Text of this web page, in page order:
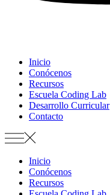
Inicio
Conócenos
Recursos
Escuela Coding Lab
Desarrollo Curricular
Contacto
Inicio
Conócenos
Recursos